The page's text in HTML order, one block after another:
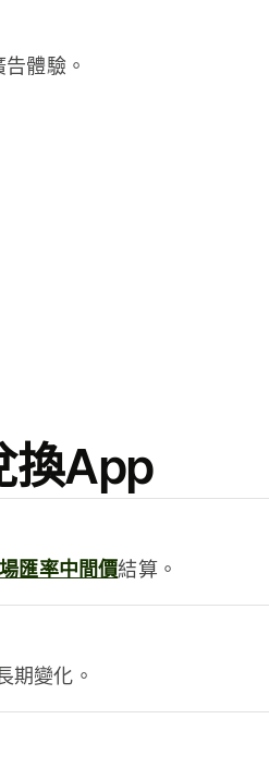
體驗。
換App
匯率中間價結算。
期變化。